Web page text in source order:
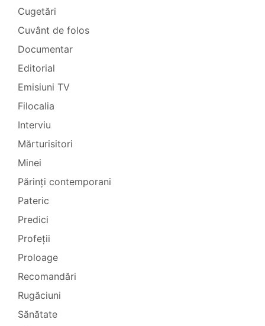
Cugetări
Cuvânt de folos
Documentar
Editorial
Emisiuni TV
Filocalia
Interviu
Mărturisitori
Minei
Părinți contemporani
Pateric
Predici
Profeții
Proloage
Recomandări
Rugăciuni
Sănătate